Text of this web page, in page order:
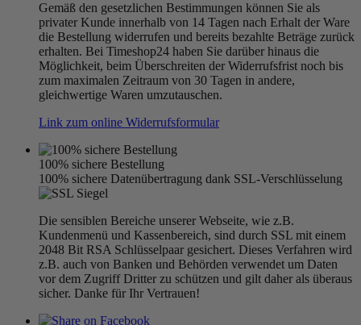
Gemäß den gesetzlichen Bestimmungen können Sie als
privater Kunde innerhalb von 14 Tagen nach Erhalt der Ware
die Bestellung widerrufen und bereits bezahlte Beträge zurück
erhalten. Bei Timeshop24 haben Sie darüber hinaus die
Möglichkeit, beim Überschreiten der Widerrufsfrist noch bis
zum maximalen Zeitraum von 30 Tagen in andere,
gleichwertige Waren umzutauschen.
Link zum online Widerrufsformular
100% sichere Bestellung
100% sichere Datenübertragung dank SSL-Verschlüsselung
Die sensiblen Bereiche unserer Webseite, wie z.B.
Kundenmenü und Kassenbereich, sind durch SSL mit einem
2048 Bit RSA Schlüsselpaar gesichert. Dieses Verfahren wird
z.B. auch von Banken und Behörden verwendet um Daten
vor dem Zugriff Dritter zu schützen und gilt daher als überaus
sicher. Danke für Ihr Vertrauen!